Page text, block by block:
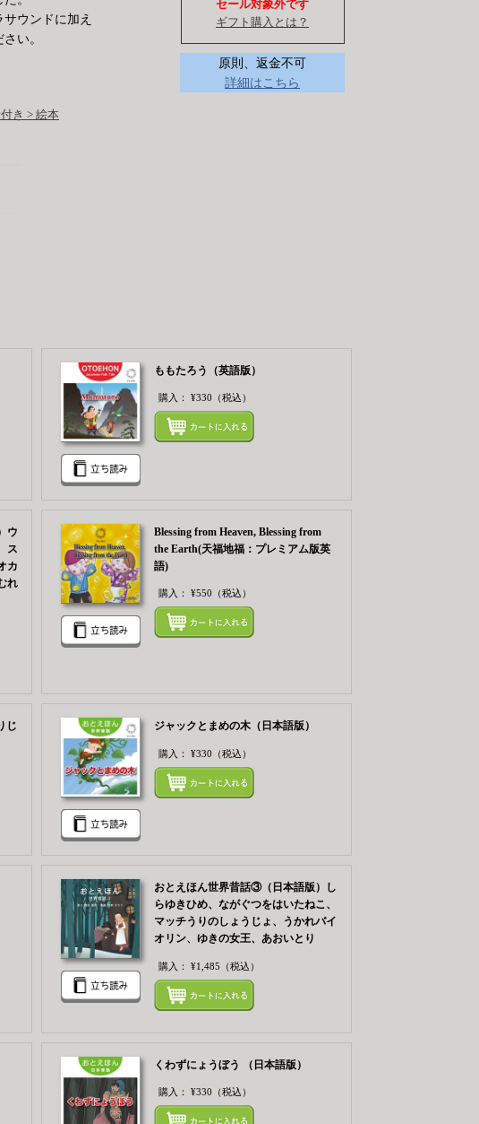
ウンドに加え
い。
き > 絵本
セール対象外です
ギフト購入とは？
原則、返金不可
詳細はこちら
まとめてカートにいれる
ももたろう（英語版）
購入：¥330 （税込）
ウ
ス
カ
れ
まとめてカートにいれる
Blessing from Heaven, Blessing from
the Earth(天福地福：プレミアム版英
語)
購入：¥550 （税込）
じ
まとめてカートにいれる
ジャックとまめの木（日本語版）
購入：¥330 （税込）
まとめてカートにいれる
おとえほん世界昔話③（日本語版）し
らゆきひめ、ながぐつをはいたねこ、
マッチうりのしょうじょ、うかれバイ
オリン、ゆきの女王、あおいとり
購入：¥1,485 （税込）
まとめてカートにいれる
くわずにょうぼう （日本語版）
購入：¥330 （税込）